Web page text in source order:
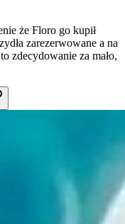
że Floro go kupił
zarezerwowane a na
zdecydowanie za mało,